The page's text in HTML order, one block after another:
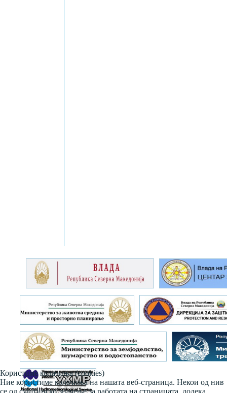
Користиме колачиња (cookies)
Ние користиме колачиња на нашата веб-страница. Некои од нив
се од суштинско значење за работата на страницата, додека